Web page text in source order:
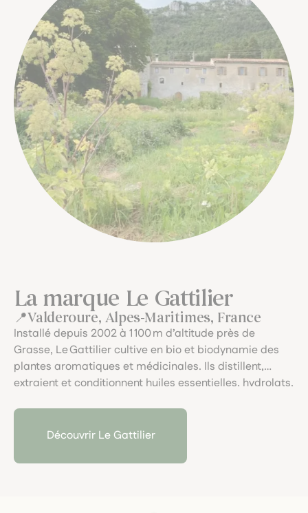
La marque Le Gattilier
Valderoure, Alpes-Maritimes, France
Installé depuis 2002 à 1 100 m d’altitude près de
Grasse, Le Gattilier cultive en bio et biodynamie des
plantes aromatiques et médicinales. Ils distillent,
extraient et conditionnent huiles essentielles, hydrolats,
approche artisanale, sensorielle et exigeante.
Découvrir Le Gattilier